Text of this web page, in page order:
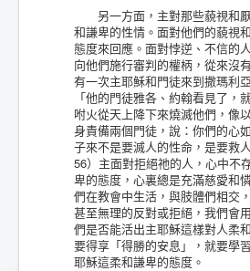
另一方面，主對那些藐視和
和謙卑的性情。面對他們的藐視
態度來回應。面對悖逆、不信的
向他們施行審判的權柄，從來沒
有一次主耶穌和門徒來到撒瑪利
「他的門徒雅各、約翰看見了，
咐火從天上降下來燒滅他們，像
身責備兩個門徒，說：你們的心
子來不是要滅人的性命，是要救
56）主面對拒絕祂的人，心中不
卑的態度，心裏總是充滿慈愛和
們在教會中生活，與肢體們相交
甚至無理的反對或拒絕，我們會
們是否能活出主耶穌這樣對人柔
要得享「得勝的安息」，就要學
耶穌這柔和謙卑的態度。